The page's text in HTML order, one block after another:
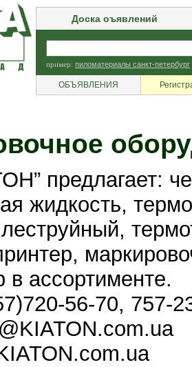
Доска оъявлений
пример: пиломатериалы санкт-петербург
ОБЪЯВЛЕНИЯ
предлагает:
жидкость,
в ассортименте.
56-70, 757-